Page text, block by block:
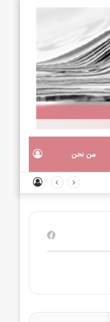
من نحن